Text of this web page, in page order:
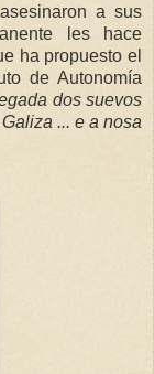
a sus
les hace
ha propuesto el
de Autonomía
dos suevos
... e a nosa